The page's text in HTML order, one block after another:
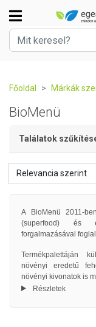
Főoldal Márkák
BioMenü
Találatok
Relevancia szerint
A BioMenü 2011-
(superfood) és
forgalmazásával
Termékpalettáján
növényi eredetű
növényi kivonatok is
Részletek